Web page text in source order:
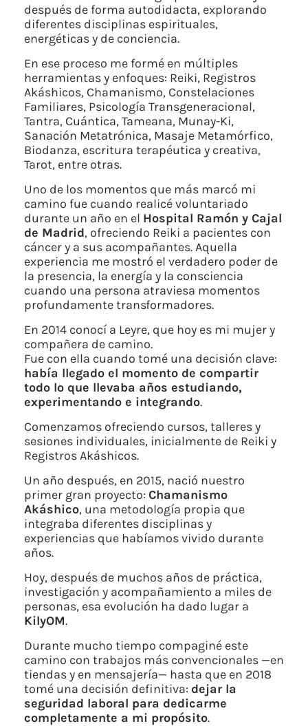
después de forma autodidacta, explorando
diferentes disciplinas espirituales,
energéticas y de conciencia.
En ese proceso me formé en múltiples
herramientas y enfoques: Reiki, Registros
Akáshicos, Chamanismo, Constelaciones
Familiares, Psicología Transgeneracional,
Tantra, Cuántica, Tameana, Munay-Ki,
Sanación Metatrónica, Masaje Metamórfico,
Biodanza, escritura terapéutica y creativa,
Tarot, entre otras.
Uno de los momentos que más marcó mi
camino fue cuando realicé voluntariado
durante un año en el Hospital Ramón y Cajal
de Madrid, ofreciendo Reiki a pacientes con
cáncer y a sus acompañantes. Aquella
experiencia me mostró el verdadero poder de
la presencia, la energía y la consciencia
cuando una persona atraviesa momentos
profundamente transformadores.
En 2014 conocí a Leyre, que hoy es mi mujer y
compañera de camino.
Fue con ella cuando tomé una decisión clave:
había llegado el momento de compartir
todo lo que llevaba años estudiando,
experimentando e integrando.
Comenzamos ofreciendo cursos, talleres y
sesiones individuales, inicialmente de Reiki y
Registros Akáshicos.
Un año después, en 2015, nació nuestro
primer gran proyecto: Chamanismo
Akáshico, una metodología propia que
integraba diferentes disciplinas y
experiencias que habíamos vivido durante
años.
Hoy, después de muchos años de práctica,
investigación y acompañamiento a miles de
personas, esa evolución ha dado lugar a
KilyOM.
Durante mucho tiempo compaginé este
camino con trabajos más convencionales —en
tiendas y en mensajería— hasta que en 2018
tomé una decisión definitiva: dejar la
seguridad laboral para dedicarme
completamente a mi propósito.